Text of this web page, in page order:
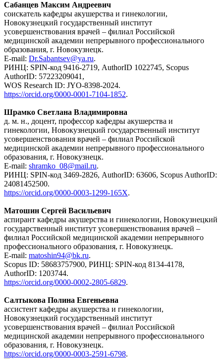
Сабанцев Максим Андреевич
соискатель кафедры акушерства и гинекологии,
Новокузнецкий государственный институт
усовершенствования врачей – филиал Российской
медицинской академии непрерывного профессионального
образования, г. Новокузнецк.
E-mail: Dr.Sabantsev@ya.ru.
РИНЦ: SPIN-код 9416-2719, AuthorID 1022745, Scopus
AuthorID: 57223209041,
WOS Research ID: JYO-8398-2024.
https://orcid.org/0000-0001-7104-1852.
Шрамко Светлана Владимировна
д. м. н., доцент, профессор кафедры акушерства и
гинекологии, Новокузнецкий государственный институт
усовершенствования врачей – филиал Российской
медицинской академии непрерывного профессионального
образования, г. Новокузнецк.
E-mail: shramko_08@mail.ru.
РИНЦ: SPIN-код 3469-2826, AuthorID: 63606, Scopus AuthorID:
24081452500.
https://orcid.org/0000-0003-1299-165X.
Матошин Сергей Васильевич
аспирант кафедры акушерства и гинекологии, Новокузнецкий
государственный институт усовершенствования врачей –
филиал Российской медицинской академии непрерывного
профессионального образования, г. Новокузнецк.
E-mail: matoshin94@bk.ru.
Scopus ID: 58683757900, РИНЦ: SPIN-код 8134-4178,
AuthorID: 1203744.
https://orcid.org/0000-0002-2805-6829.
Салтыкова Полина Евгеньевна
ассистент кафедры акушерства и гинекологии,
Новокузнецкий государственный институт
усовершенствования врачей – филиал Российской
медицинской академии непрерывного профессионального
образования, г. Новокузнецк.
https://orcid.org/0000-0003-2591-6798.